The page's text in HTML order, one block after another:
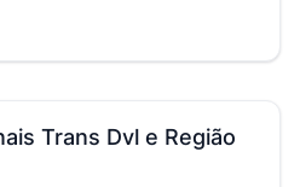
Trans Dvl e Região